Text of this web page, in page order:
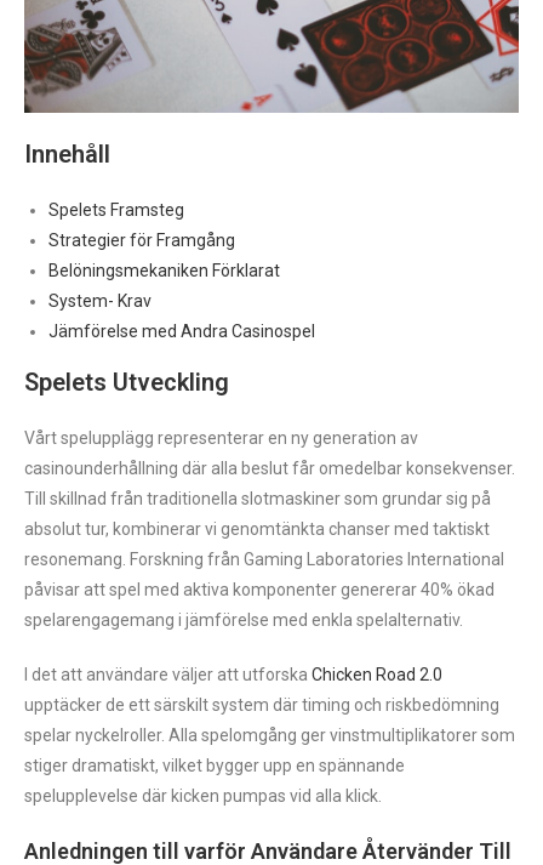
Innehåll
Spelets Framsteg
Strategier för Framgång
Belöningsmekaniken Förklarat
System- Krav
Jämförelse med Andra Casinospel
Spelets Utveckling
Vårt spelupplägg representerar en ny generation av
casinounderhållning där alla beslut får omedelbar konsekvenser.
Till skillnad från traditionella slotmaskiner som grundar sig på
absolut tur, kombinerar vi genomtänkta chanser med taktiskt
resonemang. Forskning från Gaming Laboratories International
påvisar att spel med aktiva komponenter genererar 40% ökad
spelarengagemang i jämförelse med enkla spelalternativ.
I det att användare väljer att utforska Chicken Road 2.0
upptäcker de ett särskilt system där timing och riskbedömning
spelar nyckelroller. Alla spelomgång ger vinstmultiplikatorer som
stiger dramatiskt, vilket bygger upp en spännande
spelupplevelse där kicken pumpas vid alla klick.
Anledningen till varför Användare Återvänder Till